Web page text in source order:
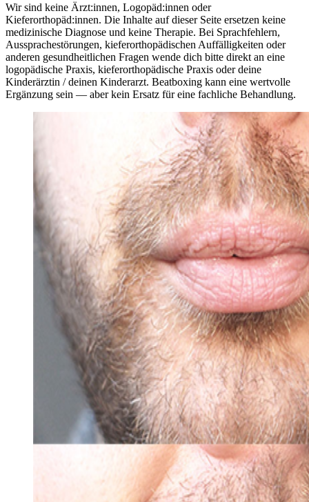
Wir sind keine Ärzt:innen, Logopäd:innen oder
Kieferorthopäd:innen. Die Inhalte auf dieser Seite ersetzen keine
medizinische Diagnose und keine Therapie. Bei Sprachfehlern,
Aussprachestörungen, kieferorthopädischen Auffälligkeiten oder
anderen gesundheitlichen Fragen wende dich bitte direkt an eine
logopädische Praxis, kieferorthopädische Praxis oder deine
Kinderärztin / deinen Kinderarzt. Beatboxing kann eine wertvolle
Ergänzung sein — aber kein Ersatz für eine fachliche Behandlung.